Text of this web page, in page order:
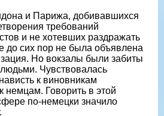
и Парижа, добивавшихся
требований
и не хотевших раздражать
до сих пор не была объявлена
Но вокзалы были забиты
Чувствовалась
к виновникам
немцам. Говорить в этой
по-немецки значило